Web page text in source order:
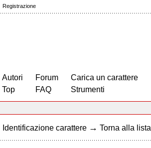
Registrazione
Autori
Top
Forum
FAQ
Carica un carattere
Strumenti
Identificazione carattere → Torna alla lista